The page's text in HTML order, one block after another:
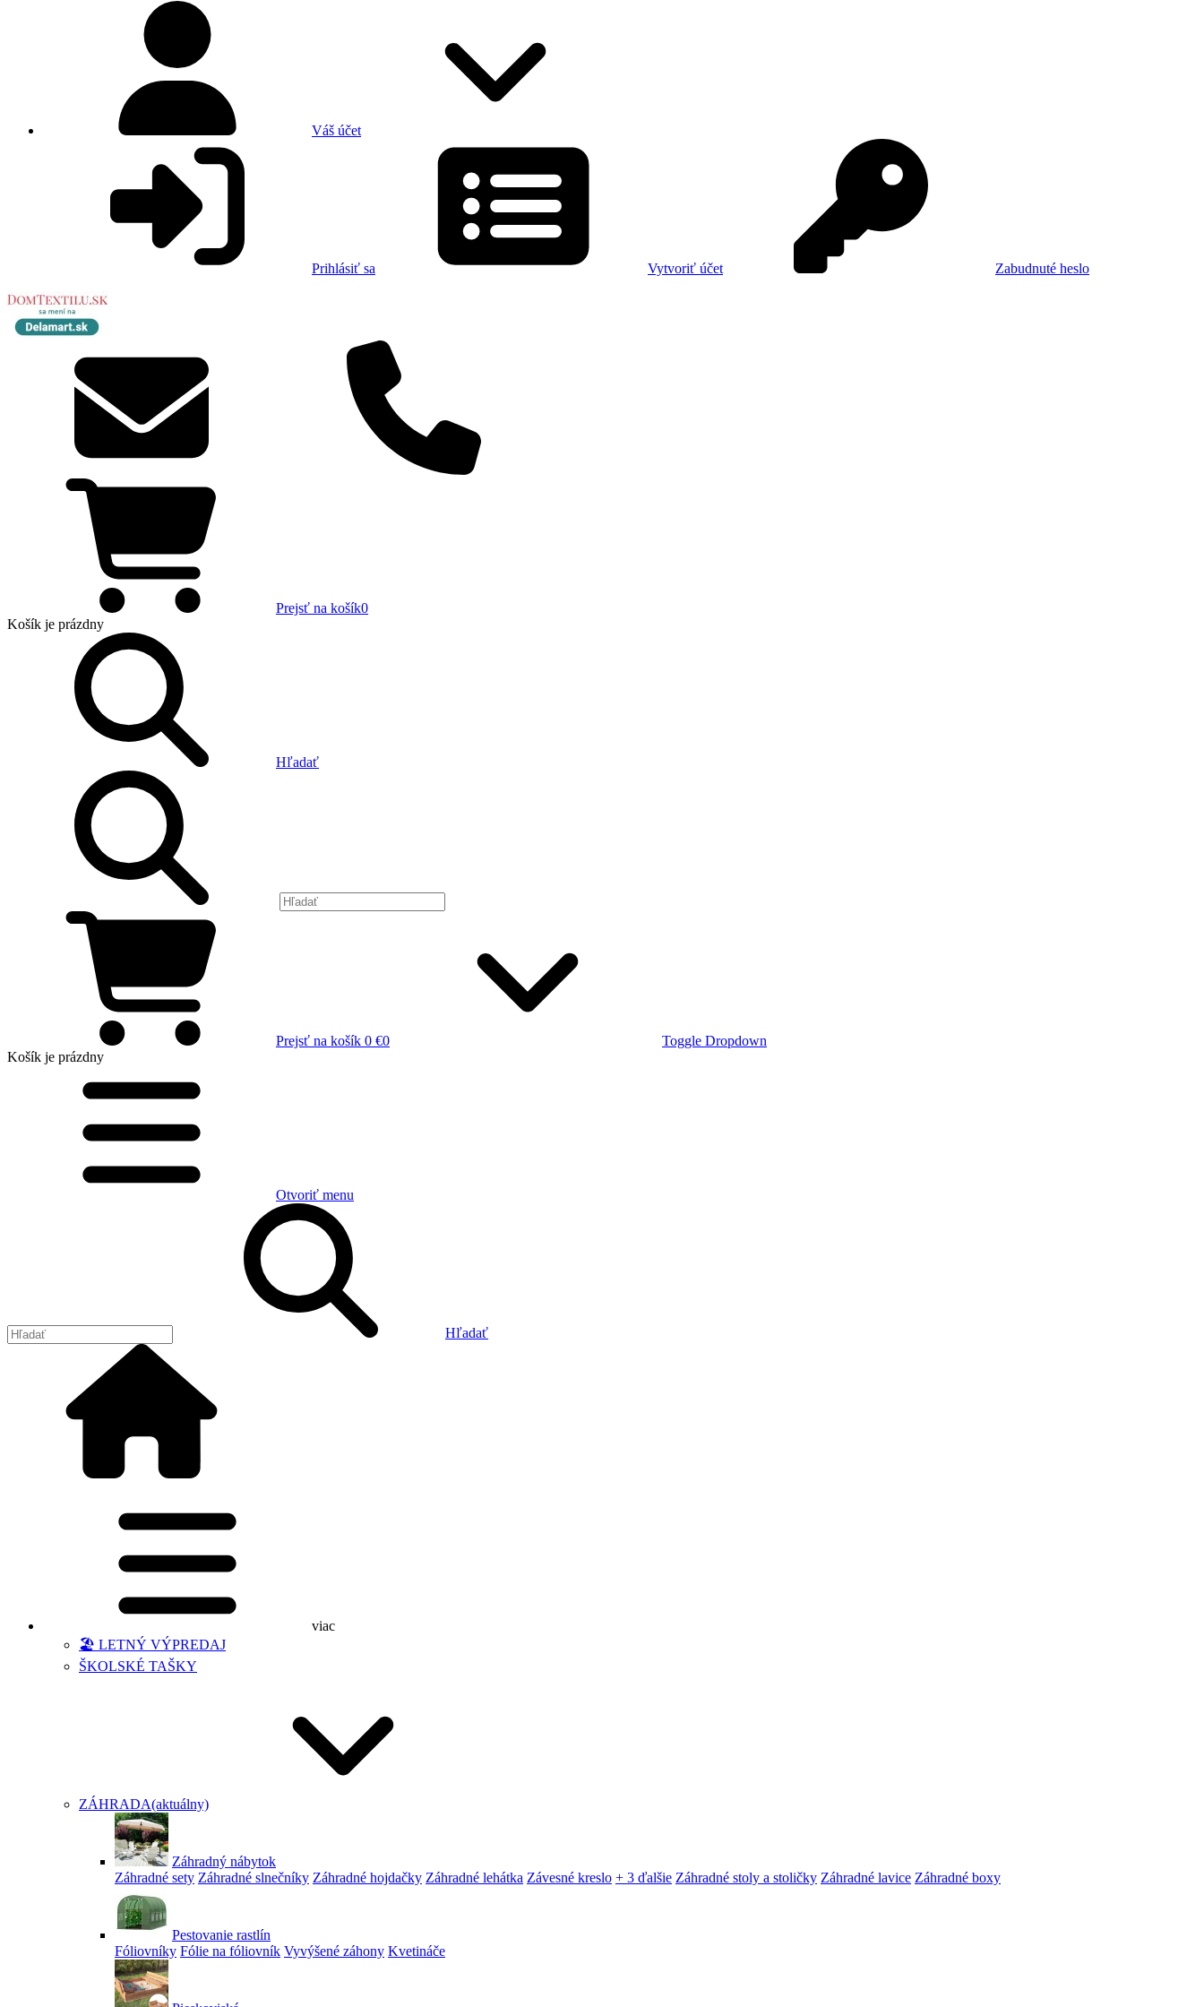
Váš účet
Prihlásiť sa Vytvoriť účet Zabudnuté heslo
Prejsť na košík0
Košík je prázdny
Hľadať
Prejsť na košík 0 €0
Toggle Dropdown
Košík je prázdny
Otvoriť menu
Hľadať
viac
🏖️ LETNÝ VÝPREDAJ
ŠKOLSKÉ TAŠKY
ZÁHRADA(aktuálny)
Záhradný nábytok
Záhradné sety Záhradné slnečníky Záhradné hojdačky Záhradné lehátka Závesné kreslo + 3 ďalšie Záhradné stoly a stoličky Záhradné lavice Záhradné boxy
Pestovanie rastlín
Fóliovníky Fólie na fóliovník Vyvýšené záhony Kvetináče